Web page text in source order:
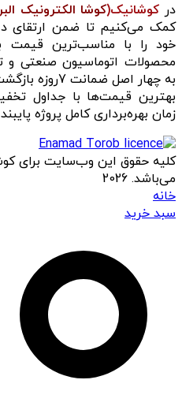
در کوشانیک(کوشا الکترونیک
کمک می‌کنیم تا ضمن ارتقای
خود را با مناسب‌ترین قیمت
محصولات اتوماسیون صنعتی و
به چهار اصل
بهترین قیمت‌ها با جداول
زمان بهره‌برداری کامل پروژه
کلیه حقوق این وب‌سایت برای
می‌باشد. 2026
خانه
سبد خرید